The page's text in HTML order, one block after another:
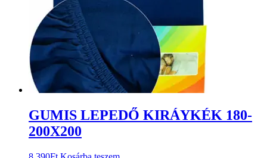
GUMIS LEPEDŐ KIRÁYKÉK 180-
200X200